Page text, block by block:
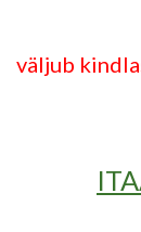
väljub